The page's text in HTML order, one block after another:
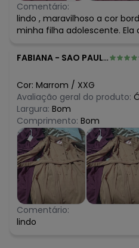
Comentário:
lindo , maravilhoso a cor
minha filha adolescente. Ela
FABIANA - SAO PAULO - SP
Cor: Marrom / XXG
Avaliação geral do produto:
Largura: Bom
Comprimento: Bom
Comentário:
lindo